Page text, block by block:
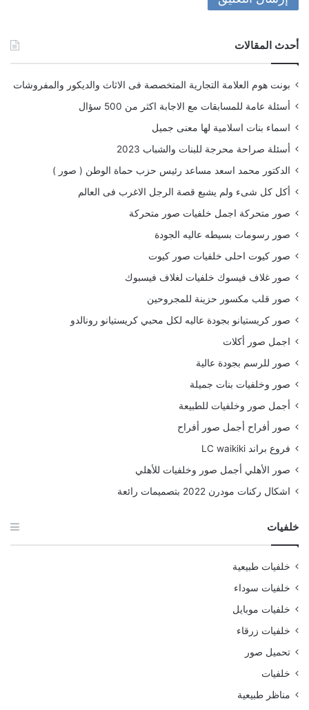
أحدث المقالات
بونت هوم العلامة التجارية المتخصصة فى الاثاث والديكور والمفروشات
أسئلة عامة للمسابقات مع الاجابة اكثر من 500 سؤال
اسماء بنات اسلامية لها معنى جميل
أسئلة صراحة محرجة للبنات والشباب 2023
الدكتور محمد اسعد مساعد رئيس حزب حماة الوطن ( صور )
أكل كل شىء ولم يشبع قصة الرجل الاغرب فى العالم
صور متحركة اجمل خلفيات صور متحركة
صور رسومات بسيطه عاليه الجودة
صور كيوت احلى خلفيات صور كيوت
صور غلاف فيسوك خلفيات لغلاف فيسبوك
صور قلب مكسور حزينة للمجروحين
صور كريستيانو بجودة عاليه لكل محبي كريستيانو رونالدو
اجمل صور أكلات
صور للرسم بجودة عالية
صور وخلفيات بنات جميلة
أجمل صور وخلفيات للطبيعة
صور أفراح أجمل صور أفراح
فروع براند LC waikiki
صور الأهلي أجمل صور وخلفيات للأهلي
اشكال ركنات مودرن 2022 بتصميمات رائعة
خلفيات
خلفيات طبيعية
خلفيات سوداء
خلفيات موبايل
خلفيات زرقاء
تحميل صور
خلفيات
مناظر طبيعية